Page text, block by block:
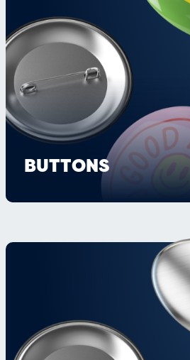
BUTTONS
angegebenen Preise
enthalten keine
Mehrwertsteuer.